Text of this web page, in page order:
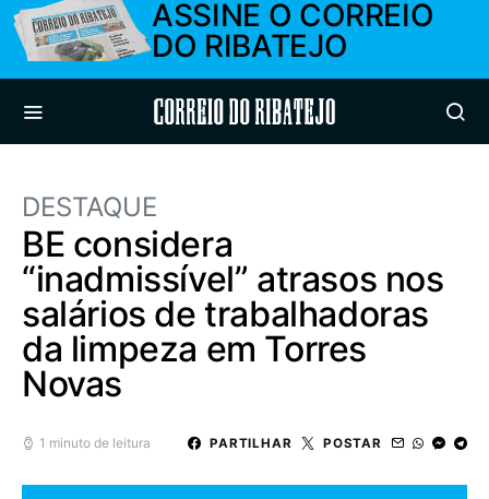
ASSINE O CORREIO
DO RIBATEJO
Correio do Ribatejo
DESTAQUE
BE considera
“inadmissível” atrasos nos
salários de trabalhadoras
da limpeza em Torres
Novas
1 minuto de leitura PARTILHAR POSTAR